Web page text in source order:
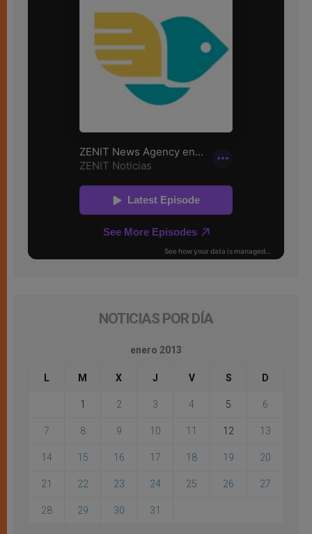
NOTICIAS POR DÍA
enero 2013
L M X J V S D
1 2 3 4 5 6
7 8 9 10 11 12 13
14 15 16 17 18 19 20
21 22 23 24 25 26 27
28 29 30 31